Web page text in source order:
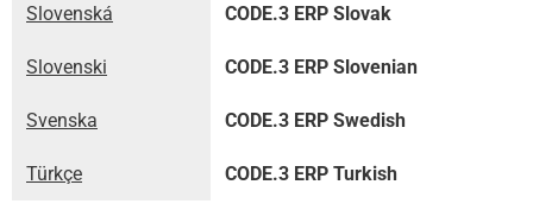
Slovenská CODE.3 ERP Slovak
Slovenski CODE.3 ERP Slovenian
Svenska CODE.3 ERP Swedish
Türkçe CODE.3 ERP Turkish